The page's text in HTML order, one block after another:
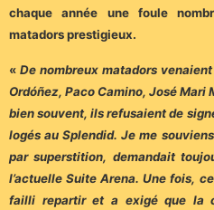
chaque année une foule
matadors prestigieux.
«De nombreux matadors
Ordóñez, Paco Camino, José Mari
bien souvent, ils refusaient de
logés au Splendid. Je me
par superstition, demandait
l’actuelle Suite Arena. Une fois,
failli repartir et a exigé que la